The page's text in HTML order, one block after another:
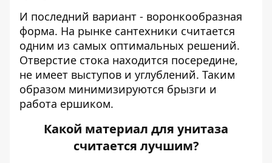
И последний вариант - воронкообразная
форма. На рынке сантехники считается
одним из самых оптимальных решений.
Отверстие стока находится посередине,
не имеет выступов и углублений. Таким
образом минимизируются брызги и
работа ершиком.
Какой материал для унитаза
считается лучшим?